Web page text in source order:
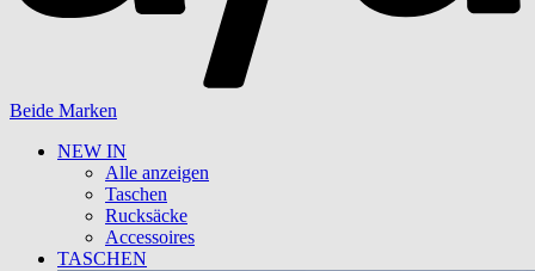
Beide Marken
NEW IN
Alle anzeigen
Taschen
Rucksäcke
Accessoires
TASCHEN